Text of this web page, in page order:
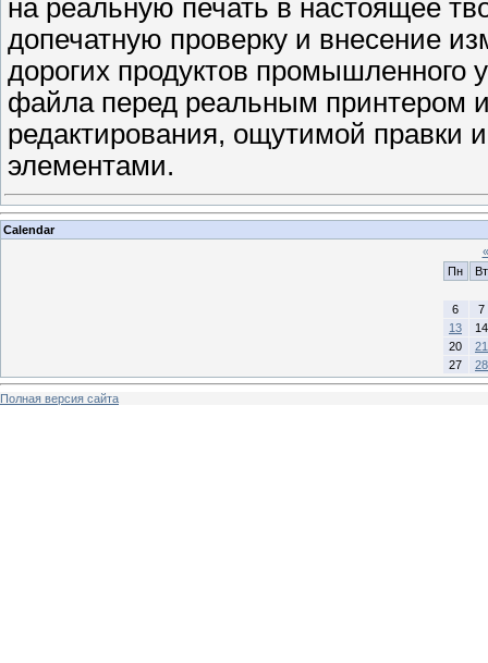
на реальную печать в настоящее
допечатную проверку и внесение
дорогих продуктов промышленного
файла перед реальным принтером и
редактирования, ощутимой правки
элементами.
Calendar
«
Пн
Вт
6
7
13
14
20
21
27
28
Полная версия сайта